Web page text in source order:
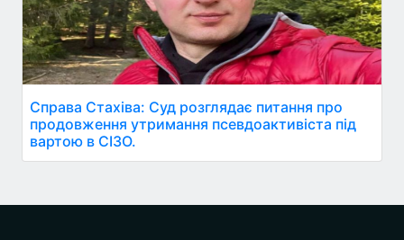
Справа Стахіва: Суд розглядає питання про
продовження утримання псевдоактивіста під
вартою в СІЗО.